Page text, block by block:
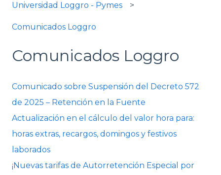
Universidad Loggro - Pymes
Comunicados Loggro
Comunicados Loggro
Comunicado sobre Suspensión del Decreto 572
de 2025 – Retención en la Fuente
Actualización en el cálculo del valor hora para:
horas extras, recargos, domingos y festivos
laborados
¡Nuevas tarifas de Autorretención Especial por